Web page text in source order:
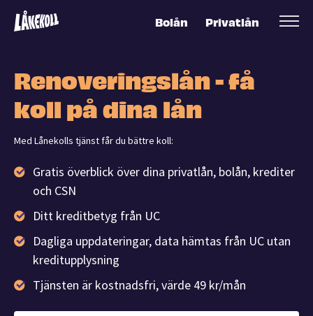
Bolån Privatlån
Renoveringslån - få
koll på dina lån
Med Lånekolls tjänst får du bättre koll:
Gratis överblick över dina privatlån, bolån, krediter
och CSN
Ditt kreditbetyg från UC
Dagliga uppdateringar, data hämtas från UC utan
kreditupplysning
Tjänsten är kostnadsfri, värde 49 kr/mån